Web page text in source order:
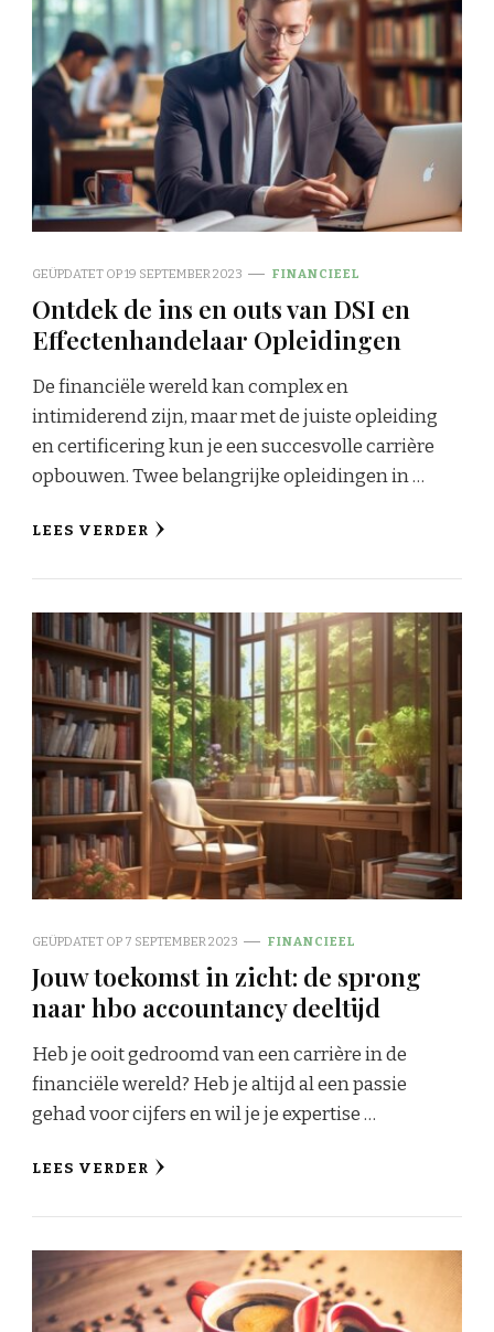
GEÜPDATET OP19 SEPTEMBER 2023 FINANCIEEL
Ontdek de ins en outs van DSI en
Effectenhandelaar Opleidingen
De financiële wereld kan complex en
intimiderend zijn, maar met de juiste opleiding
en certificering kun je een succesvolle carrière
opbouwen. Twee belangrijke opleidingen in …
LEES VERDER
GEÜPDATET OP 7 SEPTEMBER 2023 FINANCIEEL
Jouw toekomst in zicht: de sprong
naar hbo accountancy deeltijd
Heb je ooit gedroomd van een carrière in de
financiële wereld? Heb je altijd al een passie
gehad voor cijfers en wil je je expertise …
LEES VERDER